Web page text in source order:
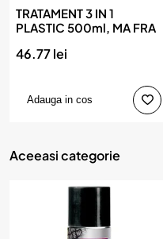
TRATAMENT 3 IN 1
PLASTIC 500ml, MA FRA
46.77 lei
Adauga in cos
Aceeasi categorie